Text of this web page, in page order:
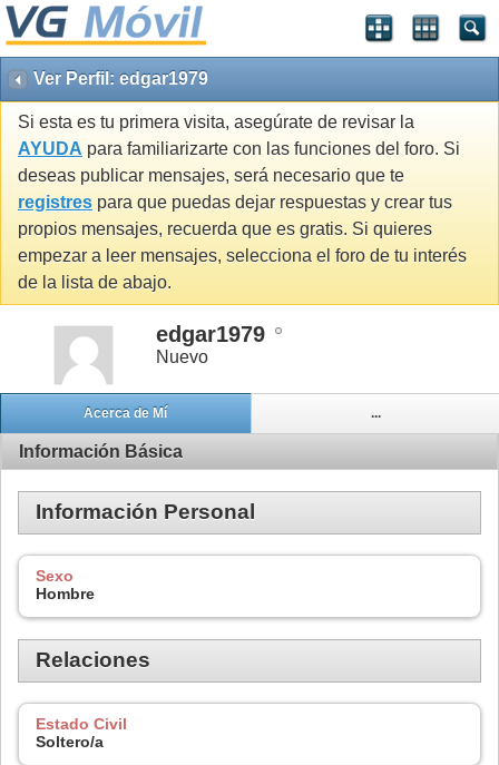
Ver Perfil: edgar1979
Si esta es tu primera visita, asegúrate de revisar la
AYUDA para familiarizarte con las funciones del foro. Si
deseas publicar mensajes, será necesario que te
registres para que puedas dejar respuestas y crear tus
propios mensajes, recuerda que es gratis. Si quieres
empezar a leer mensajes, selecciona el foro de tu interés
de la lista de abajo.
edgar1979
Nuevo
Acerca de Mí ...
Información Básica
Información Personal
Sexo
Hombre
Relaciones
Estado Civil
Soltero/a